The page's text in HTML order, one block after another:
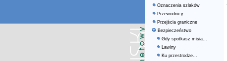
Oznaczenia szlaków
Przewodnicy
Przejścia graniczne
Bezpieczeństwo
Gdy spotkasz misia...
Lawiny
Ku przestrodze...